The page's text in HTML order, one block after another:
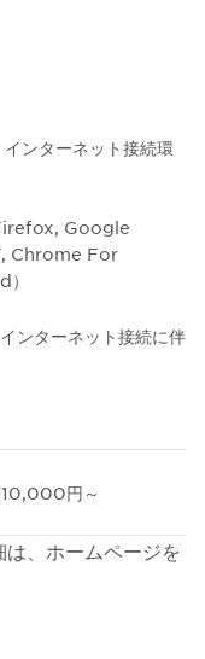
ンターネット接続環
Google
Chrome For
ンターネット接続に伴
10,000円～
、ホームページを